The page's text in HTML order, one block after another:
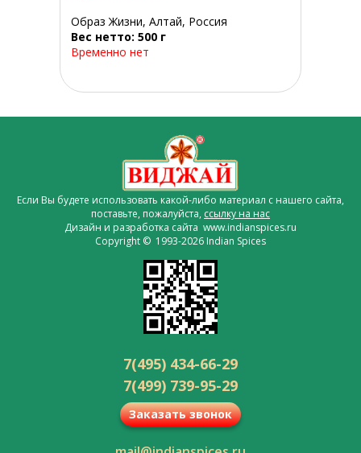
Образ Жизни, Алтай, Россия
Вес нетто: 500 г
Временно нет
Если Вы будете использовать какой-либо материал с нашего сайта,
поставьте, пожалуйста, ссылку на нас
Дизайн и разработка сайта www.indianspices.ru
Copyright © 1993-2026 Indian Spices
7(495) 434-66-29
7(499) 739-95-29
Заказать звонок